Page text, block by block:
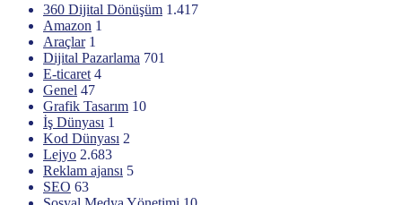
360 Dijital Dönüşüm 1.417
Amazon 1
Araçlar 1
Dijital Pazarlama 701
E-ticaret 4
Genel 47
Grafik Tasarım 10
İş Dünyası 1
Kod Dünyası 2
Lejyo 2.683
Reklam ajansı 5
SEO 63